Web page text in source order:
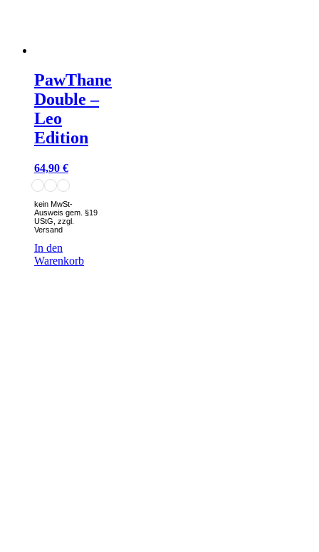
PawThane
Double –
Leo
Edition
64,90 €
kein MwSt-
Ausweis gem. §19
UStG, zzgl.
Versand
In den
Warenkorb